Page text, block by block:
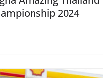
2024